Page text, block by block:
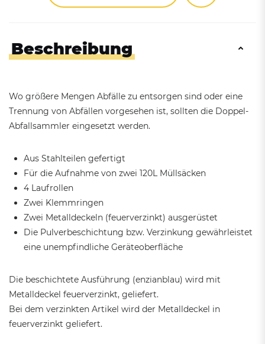
Beschreibung
Wo größere Mengen Abfälle zu entsorgen sind oder eine
Trennung von Abfällen vorgesehen ist, sollten die Doppel-
Abfallsammler eingesetzt werden.
Aus Stahlteilen gefertigt
Für die Aufnahme von zwei 120L Müllsäcken
4 Laufrollen
Zwei Klemmringen
Zwei Metalldeckeln (feuerverzinkt) ausgerüstet
Die Pulverbeschichtung bzw. Verzinkung gewährleistet
eine unempfindliche Geräteoberfläche
Die beschichtete Ausführung (enzianblau) wird mit
Metalldeckel feuerverzinkt, geliefert.
Bei dem verzinkten Artikel wird der Metalldeckel in
feuerverzinkt geliefert.